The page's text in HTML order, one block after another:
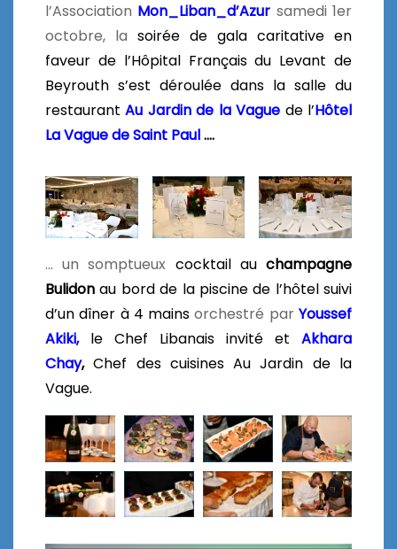
l’Association Mon_Liban_d’Azur samedi 1er
octobre, la soirée de gala caritative en
faveur de l’Hôpital Français du Levant de
Beyrouth s’est déroulée dans la salle du
restaurantAu Jardin de la Vague de l’Hôtel
La Vague de Saint Paul….
… un somptueux cocktail auchampagne
Bulidon au bord de la piscine de l’hôtel suivi
d’un dîner à 4 mainsorchestré parYoussef
Akiki, le Chef Libanais invité et Akhara
Chay,Chef des cuisines Au Jardin de la
Vague.